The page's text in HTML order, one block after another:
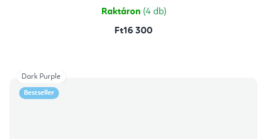
csillag.
Raktáron (4 db)
Ft16 300
Bestseller
Dark Purple